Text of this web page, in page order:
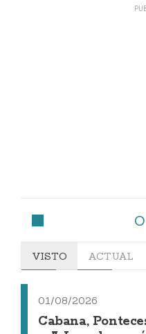
VISTO ACTUAL
01/08/2026
Cabana,